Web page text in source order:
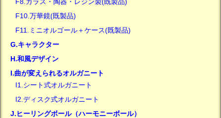
F10.万華鏡(既製品)
F11.ミニオルゴール＋ケース(既製品)
G.キャラクター
H.和風デザイン
I.曲が変えられるオルガニート
I1.シート式オルガニート
I2.ディスク式オルガニート
J.ヒーリングボール（ハーモニーボール）